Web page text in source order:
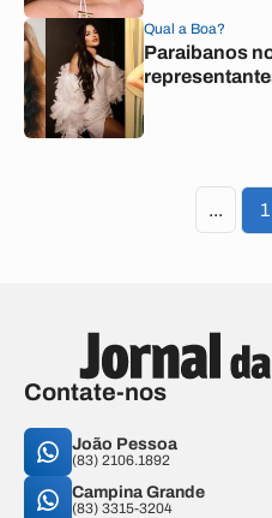
Qual a Boa?
Paraibanos
... 1
Contate-nos
João Pessoa
(83) 2106.1892
Campina Grande
(83) 3315-3204